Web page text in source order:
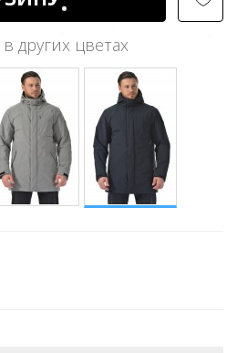
других цветах